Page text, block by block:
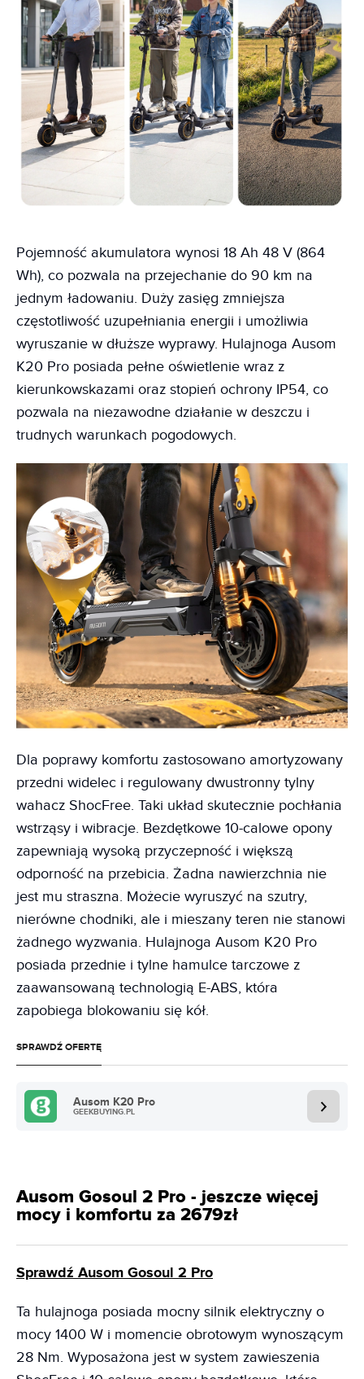
Pojemność akumulatora wynosi 18 Ah 48 V (864
Wh), co pozwala na przejechanie do 90 km na
jednym ładowaniu. Duży zasięg zmniejsza
częstotliwość uzupełniania energii i umożliwia
wyruszanie w dłuższe wyprawy. Hulajnoga Ausom
K20 Pro posiada pełne oświetlenie wraz z
kierunkowskazami oraz stopień ochrony IP54, co
pozwala na niezawodne działanie w deszczu i
trudnych warunkach pogodowych.
Dla poprawy komfortu zastosowano amortyzowany
przedni widelec i regulowany dwustronny tylny
wahacz ShocFree. Taki układ skutecznie pochłania
wstrząsy i wibracje. Bezdętkowe 10-calowe opony
zapewniają wysoką przyczepność i większą
odporność na przebicia. Żadna nawierzchnia nie
jest mu straszna. Możecie wyruszyć na szutry,
nierówne chodniki, ale i mieszany teren nie stanowi
żadnego wyzwania. Hulajnoga Ausom K20 Pro
posiada przednie i tylne hamulce tarczowe z
zaawansowaną technologią E-ABS, która
zapobiega blokowaniu się kół.
SPRAWDŹ OFERTĘ
Ausom K20 Pro
GEEKBUYING.PL
Ausom Gosoul 2 Pro - jeszcze więcej
mocy i komfortu za 2679zł
Sprawdź Ausom Gosoul 2 Pro
Ta hulajnoga posiada mocny silnik elektryczny o
mocy 1400 W i momencie obrotowym wynoszącym
28 Nm. Wyposażona jest w system zawieszenia